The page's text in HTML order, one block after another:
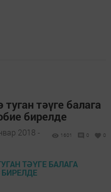
тәүге балага
бирелде
2018 -
1601 0 0